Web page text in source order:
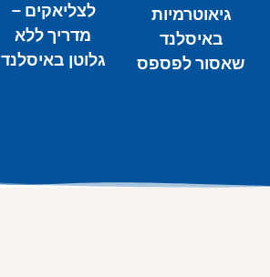
גיאוטרמיות
באיסלנד
שאסור לפספס
לצליאקים –
מדריך ללא
גלוטן באיסלנד